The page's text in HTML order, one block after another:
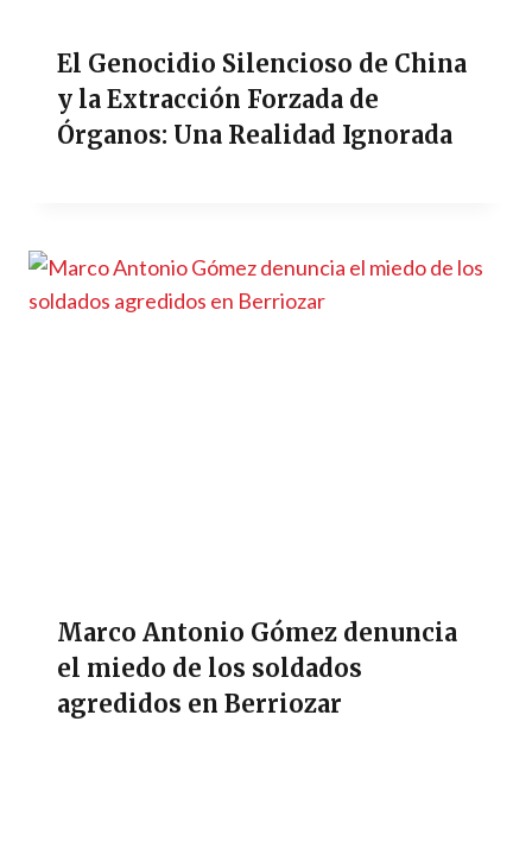
El Genocidio Silencioso de China
y la Extracción Forzada de
Órganos: Una Realidad Ignorada
Marco Antonio Gómez denuncia
el miedo de los soldados
agredidos en Berriozar